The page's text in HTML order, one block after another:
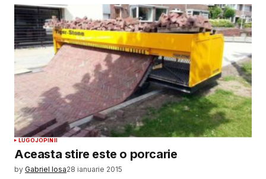
LUGOJOPINII
Aceasta stire este o porcarie
by Gabriel Iosa28 ianuarie 2015